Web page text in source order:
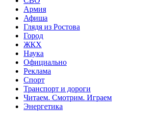
Армия
Афиша
Глядя из Ростова
Город
ЖКХ
Наука
Официально
Реклама
Спорт
Транспорт и дороги
Читаем. Смотрим. Играем
Энергетика